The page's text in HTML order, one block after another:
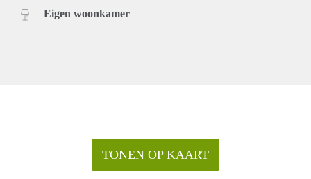
Eigen woonkamer
TONEN OP KAART